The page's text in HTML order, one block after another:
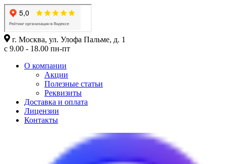
г. Москва, ул. Улофа Пальме, д. 1
с 9.00 - 18.00 пн-пт
О компании
Акции
Полезные статьи
Реквизиты
Доставка и оплата
Лицензии
Контакты